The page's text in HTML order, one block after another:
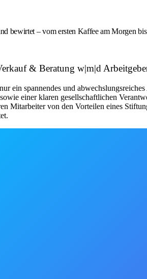
bewirtet – vom ersten Kaffee am Morgen
& Beratung w|m|d
ein spannendes und
einer klaren gesellschaftlichen
Mitarbeiter von den Vorteilen eines